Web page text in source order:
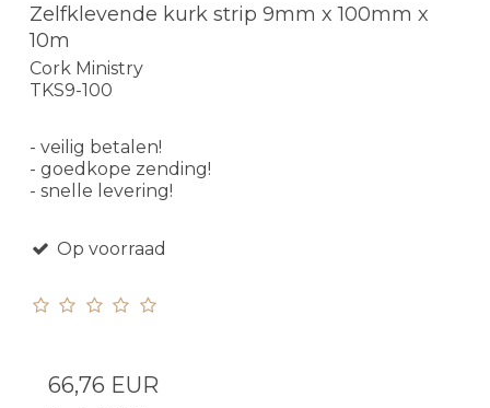
Zelfklevende kurk strip 9mm x 100mm x
10m
Cork Ministry
TKS9-100
- veilig betalen!
- goedkope zending!
- snelle levering!
Op voorraad
66,76 EUR